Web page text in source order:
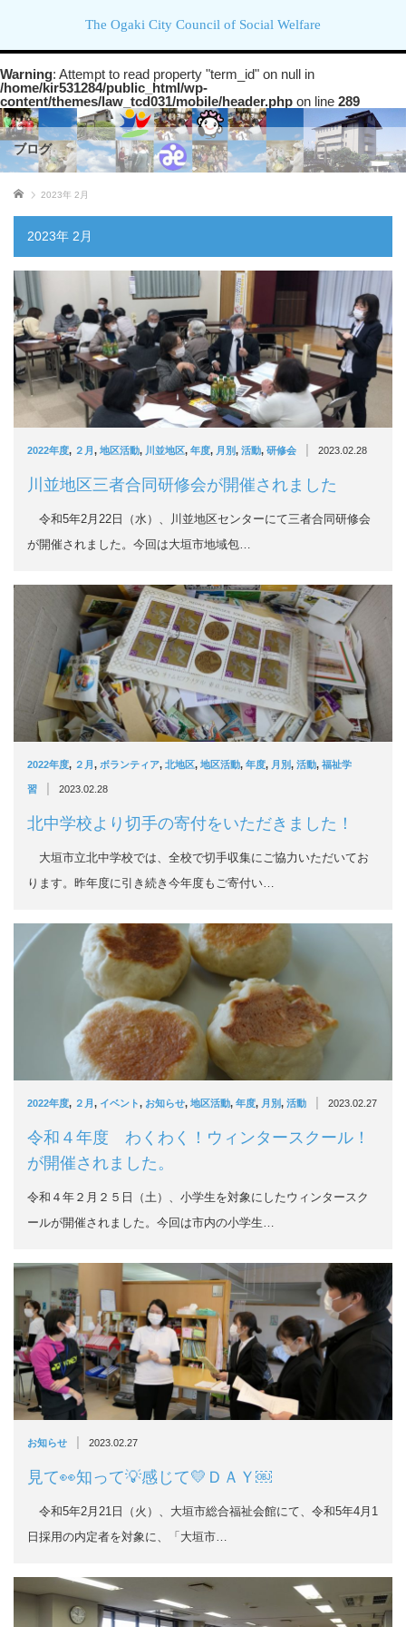
The Ogaki City Council of Social Welfare
Warning: Attempt to read property "term_id" on null in
/home/kir531284/public_html/wp-
content/themes/law_tcd031/mobile/header.php on line 289
ブログ
ホーム 2023年 2月
2023年 2月
2022年度, ２月, 地区活動, 川並地区, 年度, 月別, 活動, 研修会 | 2023.02.28
川並地区三者合同研修会が開催されました
令和5年2月22日（水）、川並地区センターにて三者合同研修会
が開催されました。今回は大垣市地域包…
2022年度, ２月, ボランティア, 北地区, 地区活動, 年度, 月別, 活動, 福祉学
習 | 2023.02.28
北中学校より切手の寄付をいただきました！
大垣市立北中学校では、全校で切手収集にご協力いただいてお
ります。昨年度に引き続き今年度もご寄付い…
2022年度, ２月 , イベント, お知らせ, 地区活動, 年度, 月別, 活動 | 2023.02.27
令和４年度 わくわく！ウィンタースクール！
が開催されました。
令和４年２月２５日（土）、小学生を対象にしたウィンタースク
ールが開催されました。今回は市内の小学生…
お知らせ | 2023.02.27
見て👀知って💡感じて💛ＤＡＹ￼
令和5年2月21日（火）、大垣市総合福祉会館にて、令和5年4月1
日採用の内定者を対象に、「大垣市…